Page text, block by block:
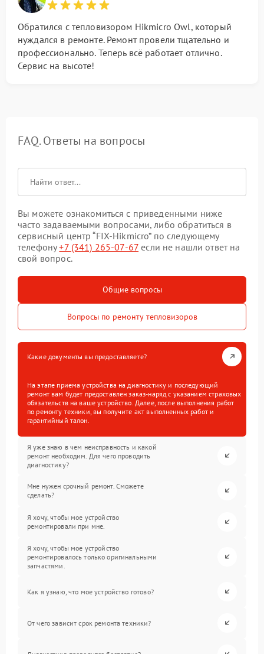
Обратился с тепловизором Hikmicro Owl, который
нуждался в ремонте. Ремонт провели тщательно и
профессионально. Теперь всё работает отлично.
Сервис на высоте!
FAQ. Ответы на вопросы
Вы можете ознакомиться с приведенными ниже
часто задаваемыми вопросами, либо обратиться в
сервисный центр “FIX-Hikmicro” по следующему
телефону+7 (341) 265-07-67 если не нашли ответ на
свой вопрос.
Общие вопросы
Вопросы по ремонту тепловизоров
Какие документы вы предоставляете?
На этапе приема устройства на диагностику и последующий
ремонт вам будет предоставлен заказ-наряд с указанием страховых
обязательств на ваше устройство. Далее, после выполнения работ
по ремонту техники, вы получите акт выполненных работ и
гарантийный талон.
Я уже знаю в чем неисправность и какой
ремонт необходим. Для чего проводить
диагностику?
Мне нужен срочный ремонт. Сможете
сделать?
Я хочу, чтобы мое устройство
ремонтировали при мне.
Я хочу, чтобы мое устройство
ремонтировалось только оригинальными
запчастями.
Как я узнаю, что мое устройство готово?
От чего зависит срок ремонта техники?